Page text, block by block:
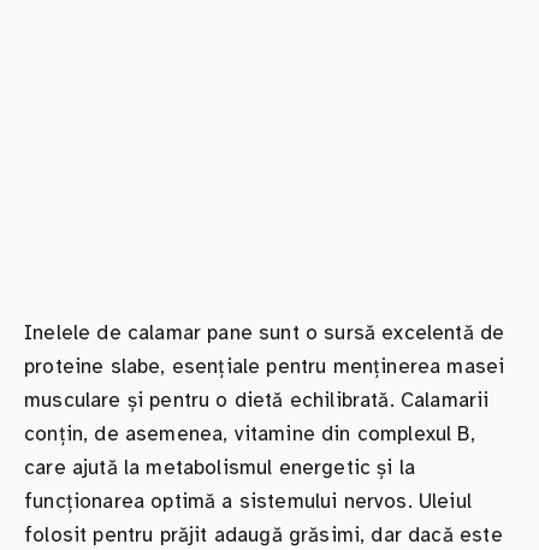
Inelele de calamar pane sunt o sursă excelentă de
proteine slabe, esențiale pentru menținerea masei
musculare și pentru o dietă echilibrată. Calamarii
conțin, de asemenea, vitamine din complexul B,
care ajută la metabolismul energetic și la
funcționarea optimă a sistemului nervos. Uleiul
folosit pentru prăjit adaugă grăsimi, dar dacă este